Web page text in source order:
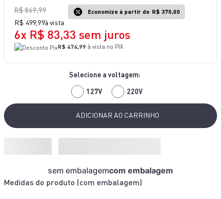
R$869,99 Economize à partir de R$ 370,00
R$ 499 99à vista
6x R$ 83,33 sem juros
R$ 474,99 à vista no PIX
127V 220V
ADICIONAR AO CARRINHO
Medidas do produto (com embalagem)
sem embalagemcom embalagem